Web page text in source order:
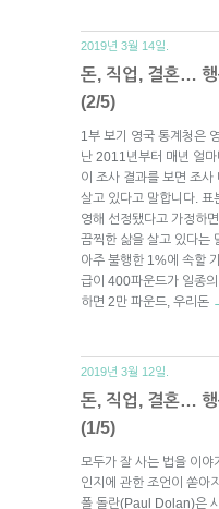
2019년 3월 14일.
돈, 직업, 결혼…
(2/5)
1부 보기 영국 통계청은
난 2011년부터 매년 얼
이 조사 결과를 보면 조
살고 있다고 말합니다. 표
영해 선정됐다고 가정하
끔찍한 삶을 살고 있다는
아주 불행한 1%에 속할
급이 400파운드가 일종
하면 2만 파운드, 우리돈
2019년 3월 12일.
돈, 직업, 결혼…
(1/5)
모두가 잘 사는 법을 이야
인지에 관한 조언이 쏟아
폴 돌란(Paul Dolan)은